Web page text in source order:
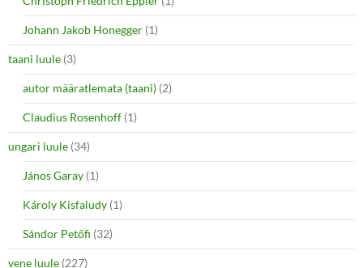
Johann Jakob Honegger (1)
taani luule (3)
autor määratlemata (taani) (2)
Claudius Rosenhoff (1)
ungari luule (34)
János Garay (1)
Károly Kisfaludy (1)
Sándor Petőfi (32)
vene luule (227)